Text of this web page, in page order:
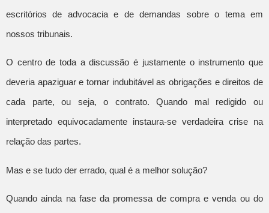
escritórios de advocacia e de demandas sobre o tema em
nossos tribunais.
O centro de toda a discussão é justamente o instrumento que
deveria apaziguar e tornar indubitável as obrigações e direitos de
cada parte, ou seja, o contrato. Quando mal redigido ou
interpretado equivocadamente instaura-se verdadeira crise na
relação das partes.
Mas e se tudo der errado, qual é a melhor solução?
Quando ainda na fase da promessa de compra e venda ou do